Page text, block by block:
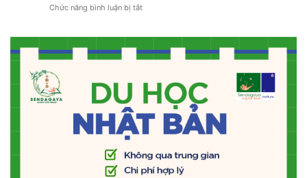
thao
2026
giao
đổi
thông
với
Cựu
sinh
viên
Tế
Học
Tiếng
Nhật
Sendagaya
Chức năng bình luận bị tắtở
học
Teikyo
trình
đề
xuất
chiến
ứng
dụng